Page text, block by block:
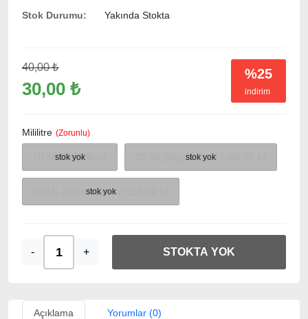
Stok Durumu:
Yakında Stokta
40,00 ₺
30,00 ₺
%25
indirim
Mililitre
10 ML (Mini Boy) 30 ML (Küçük Boy) (+50,00 ₺)
60 ML (Büyük Boy) (+110,00 ₺)
- + STOKTA YOK
Açıklama Yorumlar (0)